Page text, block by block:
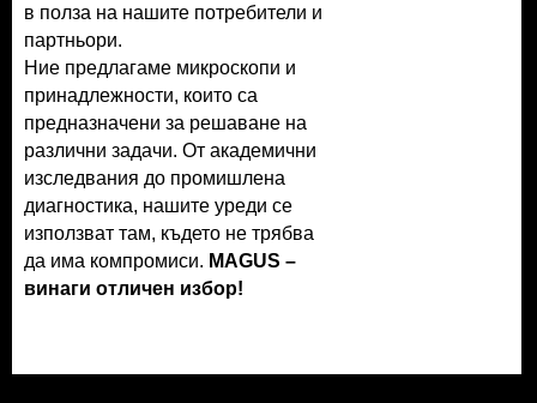
в полза на нашите потребители и
партньори.
Ние предлагаме микроскопи и
принадлежности, които са
предназначени за решаване на
различни задачи. От академични
изследвания до промишлена
диагностика, нашите уреди се
използват там, където не трябва
да има компромиси. MAGUS –
винаги отличен избор!